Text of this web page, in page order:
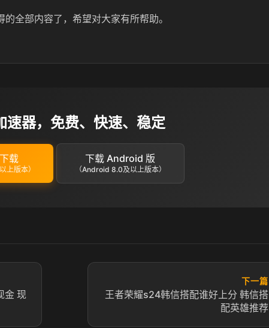
全部内容了，希望对大家有所帮助。
速器，免费、快速、稳定
载
上版本）
下载 Android 版
（Android 8.0及以上版本）
金 现
下一篇
王者荣耀s24韩信搭配谁好上分 韩信搭
配英雄推荐